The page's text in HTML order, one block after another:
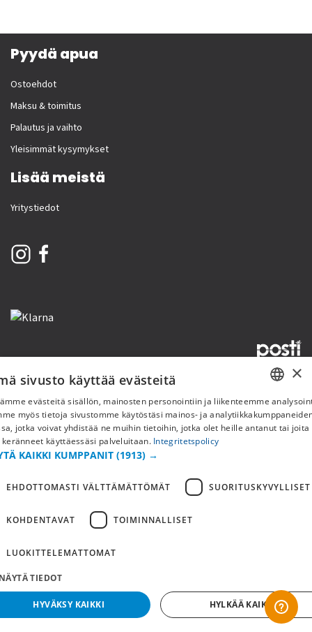
Pyydä apua
Ostoehdot
Maksu & toimitus
Palautus ja vaihto
Yleisimmät kysymykset
Lisää meistä
Yritystiedot
Copyright © 2019 This site is Licensed to 377 Sport AB TietosuojakäytäntöEvästeet
FI
×
sivusto käyttää evästeitä
evästeitä sisällön, mainosten personointiin ja liikenteemme
myös tietoja sivustomme käytöstäsi mainos- ja
jotka voivat yhdistää ne muihin tietoihin, jotka olet heille antanut tai joita
keränneet käyttäessäsi palveluitaan. Integritetspolicy
KAIKKI KUMPPANIT (1913) →
EHDOTTOMASTI VÄLTTÄMÄTTÖMÄT SUORITUSKYVYLLISET
KOHDENTAVAT TOIMINNALLISET
LUOKITTELEMATTOMAT
TIEDOT
HYVÄKSY KAIKKI HYLKÄÄ KAIKKI